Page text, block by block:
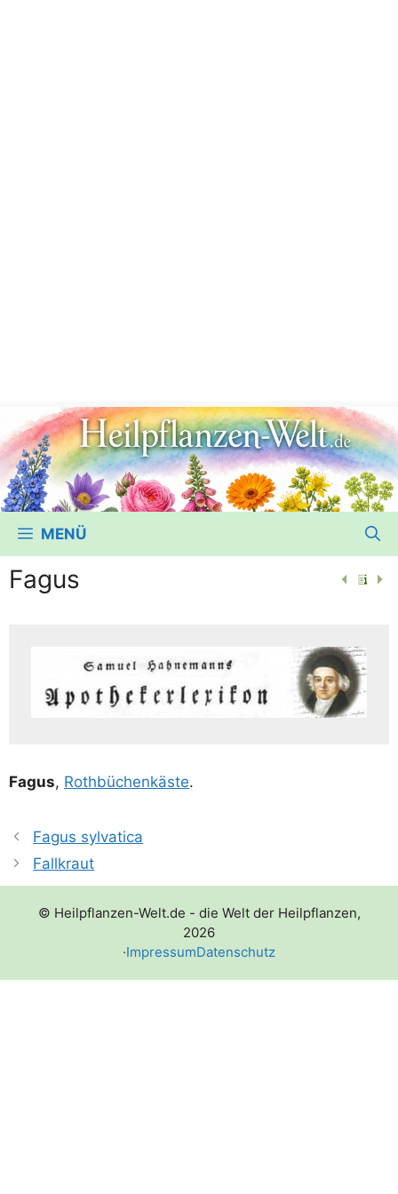
MENÜ
Fagus
Fagus, Roth­bü­chen­käs­te.
Fagus sylvatica
Fallkraut
© Heilpflanzen-Welt.de - die Welt der Heilpflanzen,
2026
·ImpressumDatenschutz